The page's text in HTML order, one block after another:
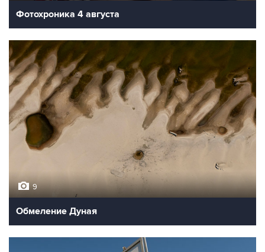
Фотохроника 4 августа
9
Обмеление Дуная